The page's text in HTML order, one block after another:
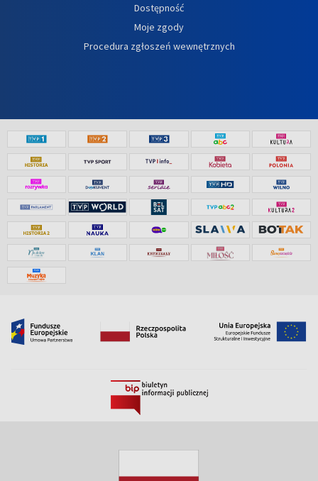
Dostępność
Moje zgody
Procedura zgłoszeń wewnętrznych